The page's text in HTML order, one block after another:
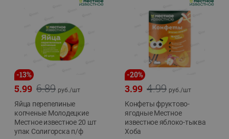
-13%
6.89
5.99 руб./шт
Яйца перепелиные
копченые Молодецкие
Местное известное 20 шт
упак Солигорска п/ф
-20%
4.99
3.99 руб./шт
Конфеты фруктово-
ягодные Местное
известное яблоко-тыква
Хоба